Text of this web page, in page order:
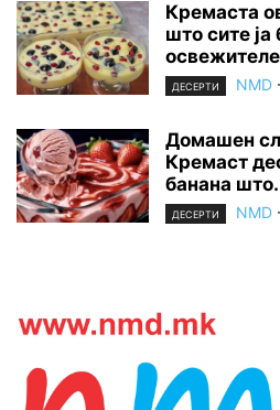
Кремаста
што сите ја
ДЕСЕРТИ NMD
Домашен
Кремаст
банана
ДЕСЕРТИ NMD